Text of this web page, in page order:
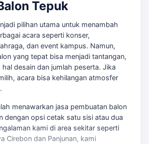
Tepuk
pilihan utama untuk menambah
acara seperti konser,
dan event kampus. Namun,
yang tepat bisa menjadi tantangan,
desain dan jumlah peserta. Jika
acara bisa kehilangan atmosfer
menawarkan jasa pembuatan balon
dengan opsi cetak satu sisi atau dua
kami di area sekitar seperti
Cirebon dan Panjunan, kami